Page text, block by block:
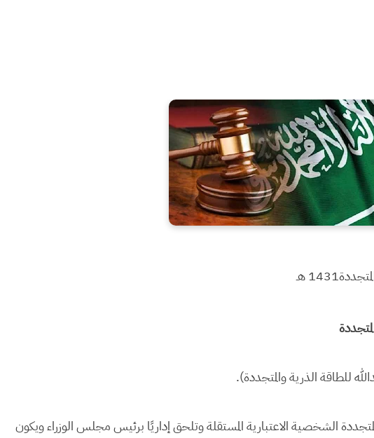
1431 هـ
للطاقة الذرية والمتجددة).
الشخصية الاعتبارية المستقلة وتلحق إداريًا برئيس مجلس الوزراء ويكون